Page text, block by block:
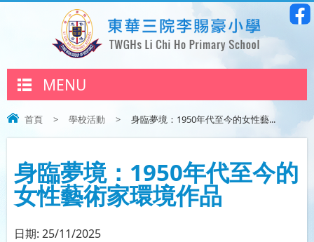
MENU
首頁 > 學校活動 > 身臨夢境：1950年代至今的女性藝...
身臨夢境：1950年代至今的
女性藝術家環境作品
日期: 25/11/2025